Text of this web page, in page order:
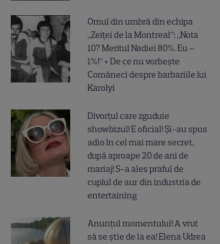
Omul din umbră din echipa
„Zeiței de la Montreal”: „Nota
10? Meritul Nadiei 80%. Eu –
1%!” + De ce nu vorbește
Comăneci despre barbariile lui
Karolyi
Divorțul care zguduie
showbizul! E oficial! Și-au spus
adio în cel mai mare secret,
după aproape 20 de ani de
mariaj! S-a ales praful de
cuplul de aur din industria de
entertaining
Anunțul momentului! A vrut
să se știe de la ea! Elena Udrea